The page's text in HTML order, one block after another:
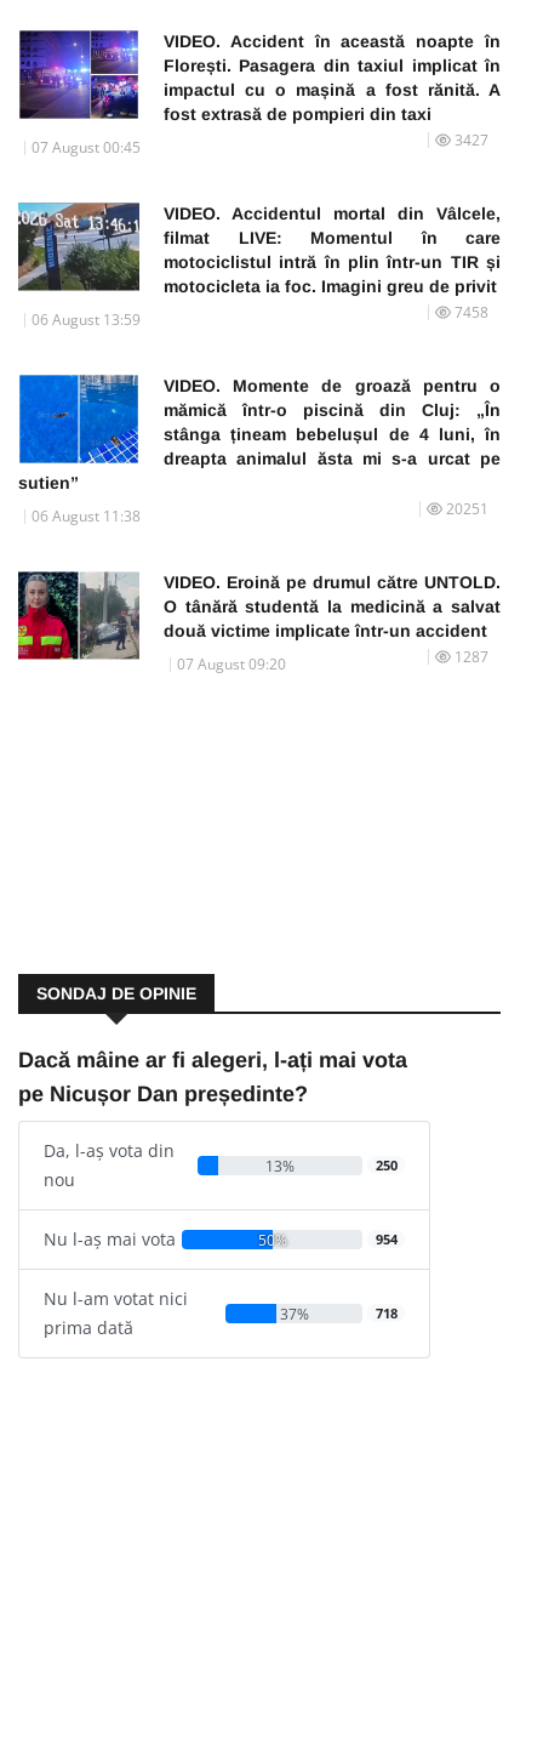
VIDEO. Accident în această noapte în
Florești. Pasagera din taxiul implicat în
impactul cu o mașină a fost rănită. A
fost extrasă de pompieri din taxi
07 August 00:45 3427
VIDEO. Accidentul mortal din Vâlcele,
filmat LIVE: Momentul în care
motociclistul intră în plin într-un TIR și
motocicleta ia foc. Imagini greu de privit
06 August 13:59 7458
VIDEO. Momente de groază pentru o
mămică într-o piscină din Cluj: „În
stânga țineam bebelușul de 4 luni, în
dreapta animalul ăsta mi s-a urcat pe
sutien”
06 August 11:38 20251
VIDEO. Eroină pe drumul către UNTOLD.
O tânără studentă la medicină a salvat
două victime implicate într-un accident
07 August 09:20 1287
SONDAJ DE OPINIE
Dacă mâine ar fi alegeri, l-ați mai vota
pe Nicușor Dan președinte?
Da, l-aș vota din
nou
13% 250
Nu l-aș mai vota 50% 954
Nu l-am votat nici
prima dată
37% 718